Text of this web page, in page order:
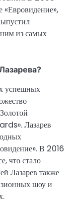
«Евровидение»,
из самых
успешных
Лазарев
В 2016
что стало
Лазарев также
шоу и